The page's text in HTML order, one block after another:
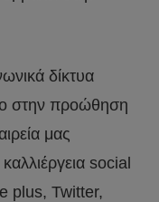
δίκτυα
στην προώθηση
μας
social
plus, Twitter,